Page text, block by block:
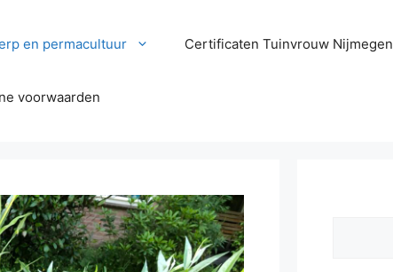
en permacultuur Certificaten Tuinvrouw Nijmegen
voorwaarden